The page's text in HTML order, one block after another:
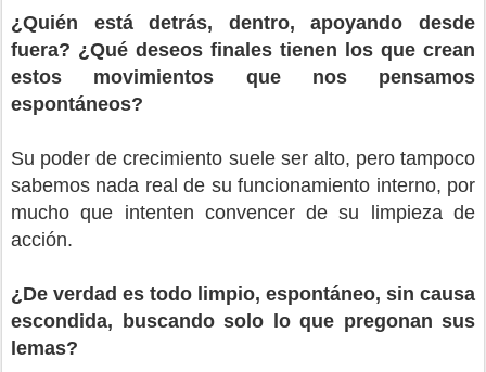
¿Quién está detrás, dentro, apoyando desde
fuera? ¿Qué deseos finales tienen los que crean
estos movimientos que nos pensamos
espontáneos?
Su poder de crecimiento suele ser alto, pero tampoco
sabemos nada real de su funcionamiento interno, por
mucho que intenten convencer de su limpieza de
acción.
¿De verdad es todo limpio, espontáneo, sin causa
escondida, buscando solo lo que pregonan sus
lemas?